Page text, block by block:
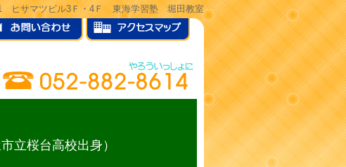
ヒサマツビル3Ｆ・4Ｆ 東海学習塾 堀田教室
立桜台高校出身）